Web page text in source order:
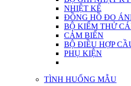
NHIỆT KẾ
ĐỒNG HỒ ĐO
BỘ KIỂM THỬ
CẢM BIẾN
BỘ ĐIỀU HỢP
PHỤ KIỆN
TÌNH HUỐNG MẪU